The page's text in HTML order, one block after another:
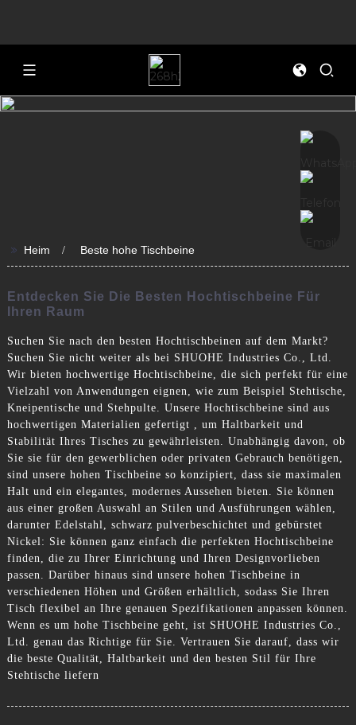
>> Heim Beste hohe Tischbeine
Entdecken Sie Die Besten Hochtischbeine Für
Ihren Raum
Suchen Sie nach den besten Hochtischbeinen auf dem Markt?
Suchen Sie nicht weiter als bei SHUOHE Industries Co., Ltd.
Wir bieten hochwertige Hochtischbeine, die sich perfekt für eine
Vielzahl von Anwendungen eignen, wie zum Beispiel Stehtische,
Kneipentische und Stehpulte. Unsere Hochtischbeine sind aus
hochwertigen Materialien gefertigt , um Haltbarkeit und
Stabilität Ihres Tisches zu gewährleisten. Unabhängig davon, ob
Sie sie für den gewerblichen oder privaten Gebrauch benötigen,
sind unsere hohen Tischbeine so konzipiert, dass sie maximalen
Halt und ein elegantes, modernes Aussehen bieten. Sie können
aus einer großen Auswahl an Stilen und Ausführungen wählen,
darunter Edelstahl, schwarz pulverbeschichtet und gebürstet
Nickel: Sie können ganz einfach die perfekten Hochtischbeine
finden, die zu Ihrer Einrichtung und Ihren Designvorlieben
passen. Darüber hinaus sind unsere hohen Tischbeine in
verschiedenen Höhen und Größen erhältlich, sodass Sie Ihren
Tisch flexibel an Ihre genauen Spezifikationen anpassen können.
Wenn es um hohe Tischbeine geht, ist SHUOHE Industries Co.,
Ltd. genau das Richtige für Sie. Vertrauen Sie darauf, dass wir
die beste Qualität, Haltbarkeit und den besten Stil für Ihre
Stehtische liefern